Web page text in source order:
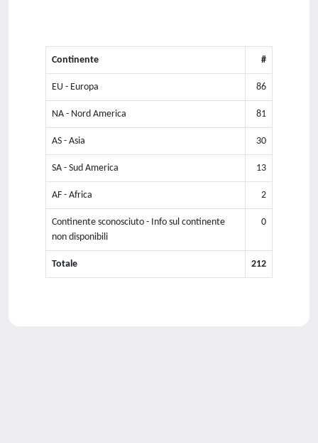
Continente #
EU - Europa 86
NA - Nord America 81
AS - Asia 30
SA - Sud America 13
AF - Africa 2
Continente sconosciuto - Info sul continente
non disponibili
0
Totale 212